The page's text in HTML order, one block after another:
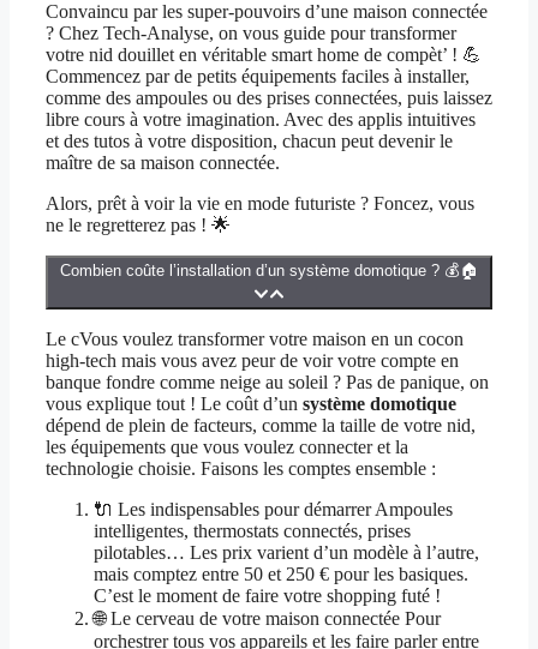
Convaincu par les super-pouvoirs d’une maison connectée
? Chez Tech-Analyse, on vous guide pour transformer
votre nid douillet en véritable smart home de compèt’ ! 💪
Commencez par de petits équipements faciles à installer,
comme des ampoules ou des prises connectées, puis laissez
libre cours à votre imagination. Avec des applis intuitives
et des tutos à votre disposition, chacun peut devenir le
maître de sa maison connectée.
Alors, prêt à voir la vie en mode futuriste ? Foncez, vous
ne le regretterez pas ! 🌟
Combien coûte l’installation d’un système domotique ? 💰🏠
Le cVous voulez transformer votre maison en un cocon
high-tech mais vous avez peur de voir votre compte en
banque fondre comme neige au soleil ? Pas de panique, on
vous explique tout ! Le coût d’un système domotique
dépend de plein de facteurs, comme la taille de votre nid,
les équipements que vous voulez connecter et la
technologie choisie. Faisons les comptes ensemble :
🔌 Les indispensables pour démarrer Ampoules
intelligentes, thermostats connectés, prises
pilotables… Les prix varient d’un modèle à l’autre,
mais comptez entre 50 et 250 € pour les basiques.
C’est le moment de faire votre shopping futé !
🌐 Le cerveau de votre maison connectée Pour
orchestrer tous vos appareils et les faire parler entre